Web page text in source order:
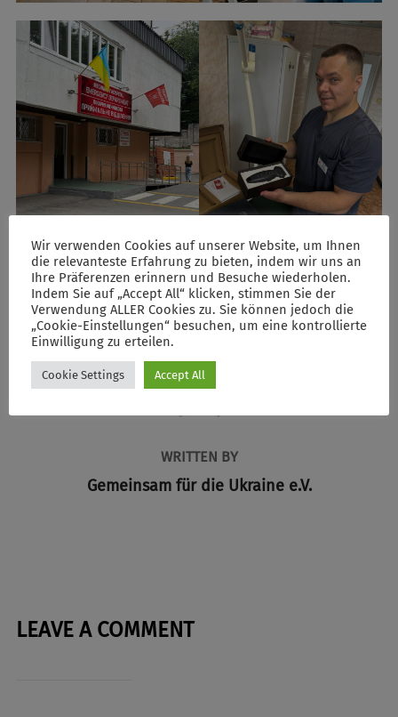
POST AUTHOR
WRITTEN BY
Gemeinsam für die Ukraine e.V.
LEAVE A COMMENT
Wir verwenden Cookies auf unserer Website, um Ihnen
die relevanteste Erfahrung zu bieten, indem wir uns an
Ihre Präferenzen erinnern und Besuche wiederholen.
Indem Sie auf „Accept All“ klicken, stimmen Sie der
Verwendung ALLER Cookies zu. Sie können jedoch die
„Cookie-Einstellungen“ besuchen, um eine kontrollierte
Einwilligung zu erteilen.
Cookie Settings Accept All